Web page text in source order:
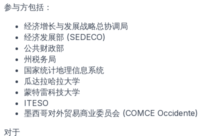
参与方包括：
经济增长与发展战略总协调局
经济发展部 (SEDECO)
公共财政部
州税务局
国家统计地理信息系统
瓜达拉哈拉大学
蒙特雷科技大学
ITESO
墨西哥对外贸易商业委员会 (COMCE Occidente)
对于